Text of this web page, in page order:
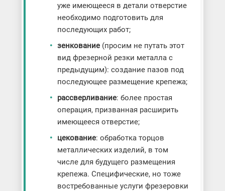
уже имеющееся в детали отверстие
необходимо подготовить для
последующих работ;
зенкование(просим не путать этот
вид фрезерной резки металла с
предыдущим): создание пазов под
последующее размещение крепежа;
рассверливание: более простая
операция, призванная расширить
имеющееся отверстие;
цекование: обработка торцов
металлических изделий, в том
числе для будущего размещения
крепежа. Специфические, но тоже
востребованные услуги фрезеровки